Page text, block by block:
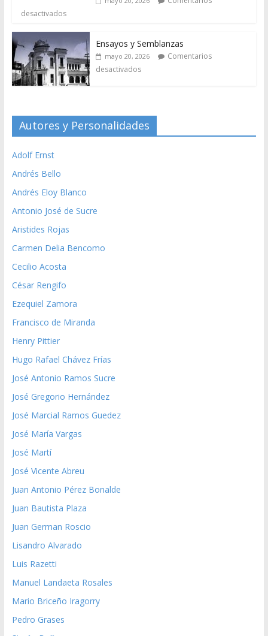
desactivados
Ensayos y Semblanzas
mayo 20, 2026
Comentarios
desactivados
Autores y Personalidades
Adolf Ernst
Andrés Bello
Andrés Eloy Blanco
Antonio José de Sucre
Aristides Rojas
Carmen Delia Bencomo
Cecilio Acosta
César Rengifo
Ezequiel Zamora
Francisco de Miranda
Henry Pittier
Hugo Rafael Chávez Frías
José Antonio Ramos Sucre
José Gregorio Hernández
José Marcial Ramos Guedez
José María Vargas
José Martí
José Vicente Abreu
Juan Antonio Pérez Bonalde
Juan Bautista Plaza
Juan German Roscio
Lisandro Alvarado
Luis Razetti
Manuel Landaeta Rosales
Mario Briceño Iragorry
Pedro Grases